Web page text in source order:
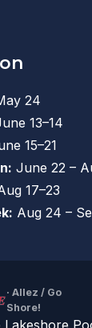
24
13–14
15–21
June 22 –
17–23
Aug 24 –
· Allez / Go
Shore!